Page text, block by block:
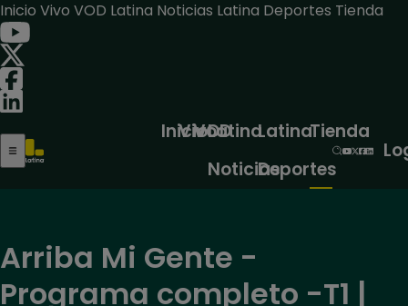
Inicio Vivo VOD Latina Noticias Latina Deportes Tienda
Inicio
Vivo
VOD
Latina
Noticias
Latina
Deportes
Tienda
Arriba Mi Gente -
Programa completo -T1 |